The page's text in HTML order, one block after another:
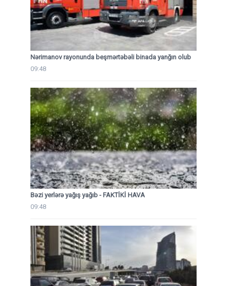
Nərimanov rayonunda beşmərtəbəli binada yanğın olub
09:48
Bəzi yerlərə yağış yağıb - FAKTİKİ HAVA
09:48